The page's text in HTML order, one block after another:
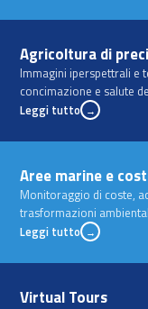
Agricoltura di
Immagini iperspettrali e
concimazione e salute
Leggi tutto →
Aree marine e
Monitoraggio di coste,
trasformazioni
Leggi tutto →
Virtual Tours